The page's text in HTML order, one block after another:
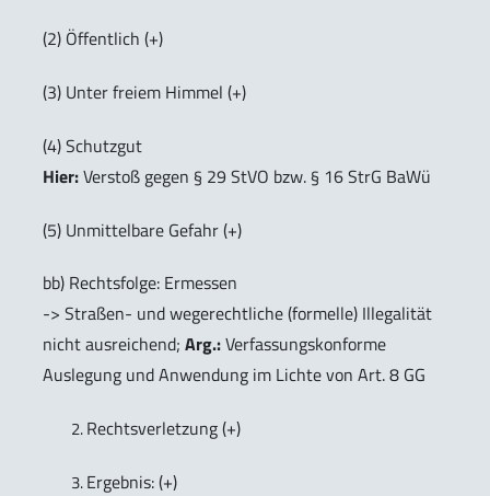
(2) Öffentlich (+)
(3) Unter freiem Himmel (+)
(4) Schutzgut
Hier:Verstoß gegen § 29 StVO bzw. § 16 StrG BaWü
(5) Unmittelbare Gefahr (+)
bb) Rechtsfolge: Ermessen
-> Straßen- und wegerechtliche (formelle) Illegalität
nicht ausreichend; Arg.:Verfassungskonforme
Auslegung und Anwendung im Lichte von Art. 8 GG
Rechtsverletzung (+)
Ergebnis: (+)